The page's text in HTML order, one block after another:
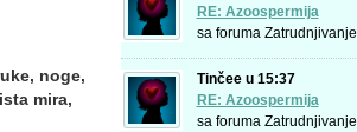
noge,
mira,
RE: Azoospermija
sa foruma Zatrudnjivanje
Tinčee u 15:37
RE: Azoospermija
sa foruma Zatrudnjivanje